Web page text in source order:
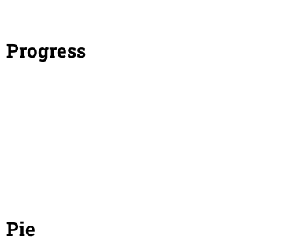
Progress
Pie